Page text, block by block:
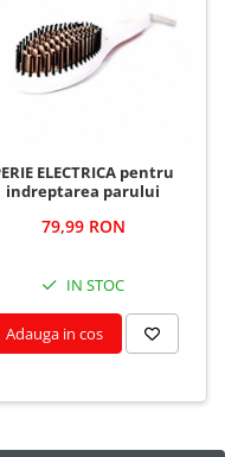
ELECTRICA pentru
indreptarea parului
79,99 RON
IN STOC
Adauga in cos